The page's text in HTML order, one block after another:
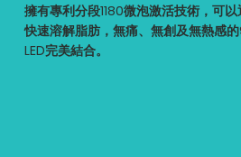
擁有專利分段1180微泡激活技術，可
快速溶解脂肪，無痛、無創及無熱感
LED完美結合。